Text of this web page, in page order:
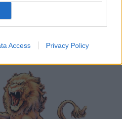
Access Privacy Policy
TV:stä